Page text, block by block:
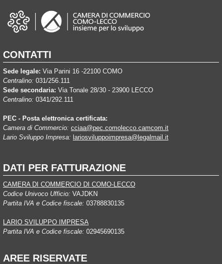
CONTATTI
Sede legale: Via Parini 16 -22100 COMO
Centralino: 031/256.111
Sede secondaria: Via Tonale 28/30 - 23900 LECCO
Centralino: 0341/292.111
PEC - Posta elettronica certificata:
Camera di Commercio: cciaa@pec.comolecco.camcom.it
Lario Sviluppo Impresa: lariosviluppoimpresa@legalmail.it
DATI PER FATTURAZIONE
CAMERA DI COMMERCIO DI COMO-LECCO
Codice Univoco Ufficio: VAJDKN
Partita IVA e Codice fiscale: 03788830135
LARIO SVILUPPO IMPRESA
Partita IVA e Codice fiscale: 02945690135
AREE RISERVATE